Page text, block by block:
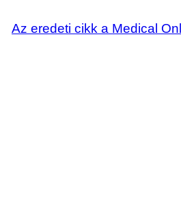
Az eredeti cikk a Medical